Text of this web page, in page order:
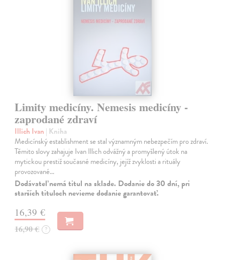
Limity medicíny. Nemesis medicíny -
zaprodané zdraví
Illich Ivan | Kniha
Medicínský establishment se stal významným nebezpečím pro zdraví.
Těmito slovy zahajuje Ivan Illich odvážný a promyšlený útok na
mytickou prestiž současné medicíny, jejíž zvyklosti a rituály
provozované…
Dodávateľ nemá titul na sklade. Dodanie do 30 dní, pri
starších tituloch nevieme dodanie garantovať.
16,39 €
16,90 € ?